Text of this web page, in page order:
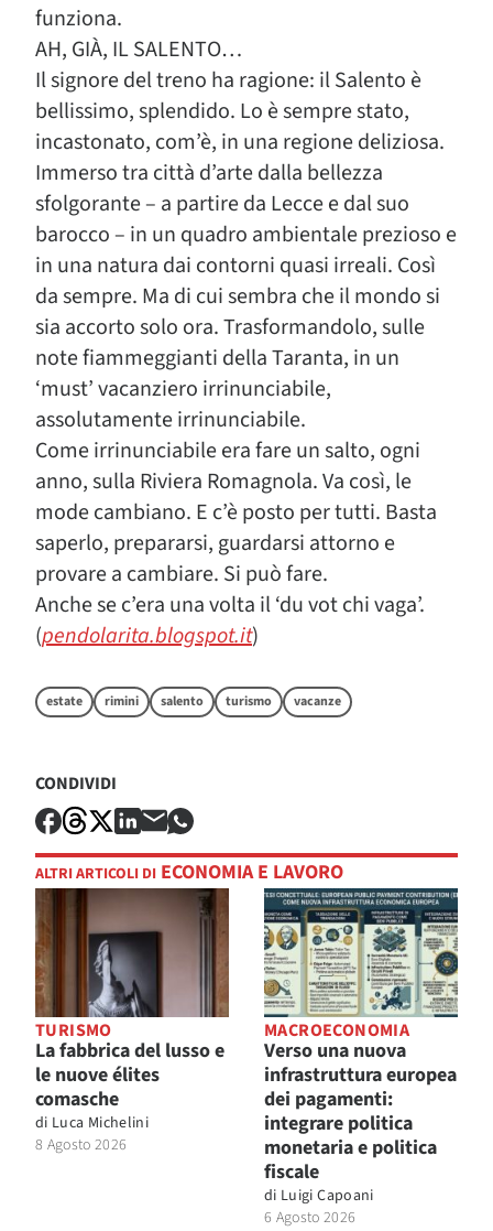
funziona.
AH, GIÀ, IL SALENTO…
Il signore del treno ha ragione: il Salento è
bellissimo, splendido. Lo è sempre stato,
incastonato, com’è, in una regione deliziosa.
Immerso tra città d’arte dalla bellezza
sfolgorante – a partire da Lecce e dal suo
barocco – in un quadro ambientale prezioso e
in una natura dai contorni quasi irreali. Così
da sempre. Ma di cui sembra che il mondo si
sia accorto solo ora. Trasformandolo, sulle
note fiammeggianti della Taranta, in un
‘must’ vacanziero irrinunciabile,
assolutamente irrinunciabile.
Come irrinunciabile era fare un salto, ogni
anno, sulla Riviera Romagnola. Va così, le
mode cambiano. E c’è posto per tutti. Basta
saperlo, prepararsi, guardarsi attorno e
provare a cambiare. Si può fare.
Anche se c’era una volta il ‘du vot chi vaga’.
(pendolarita.blogspot.it)
estate rimini salento turismo vacanze
CONDIVIDI
ALTRI ARTICOLI DI ECONOMIA E LAVORO
TURISMO
La fabbrica del lusso e
le nuove élites
comasche
di Luca Michelini
8 Agosto 2026
MACROECONOMIA
Verso una nuova
infrastruttura europea
dei pagamenti:
integrare politica
monetaria e politica
fiscale
di Luigi Capoani
6 Agosto 2026